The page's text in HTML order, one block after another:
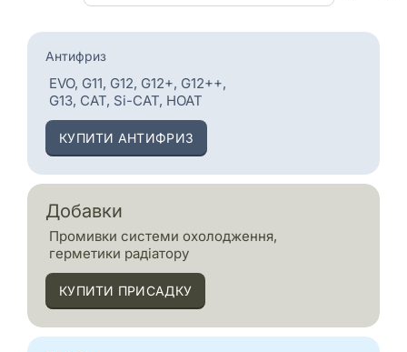
Антифриз
EVO, G11, G12, G12+, G12++,
G13, CAT, Si-CAT, HOAT
КУПИТИ АНТИФРИЗ
Добавки
Промивки системи охолодження,
герметики радіатору
КУПИТИ ПРИСАДКУ